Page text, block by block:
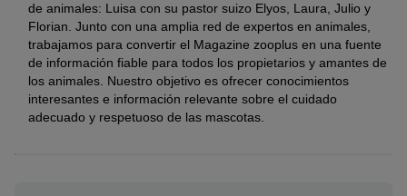
de animales: Luisa con su pastor suizo Elyos, Laura, Julio y
Florian. Junto con una amplia red de expertos en animales,
trabajamos para convertir el Magazine zooplus en una fuente
de información fiable para todos los propietarios y amantes de
los animales. Nuestro objetivo es ofrecer conocimientos
interesantes e información relevante sobre el cuidado
adecuado y respetuoso de las mascotas.